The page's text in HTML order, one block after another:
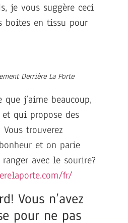
je vous suggère ceci
boites en tissu pour
Derrière La Porte
que j’aime beaucoup,
qui propose des
trouverez
et on parie
avec le sourire?
fr/
Vous n’avez
pour ne pas